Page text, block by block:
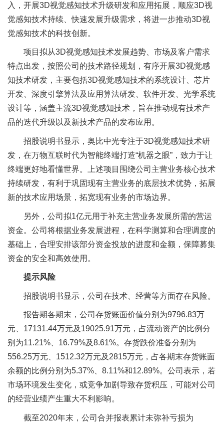
入，开展3D视觉感知技术升级研发和应用拓展，顺应3D视
觉感知技术持续、快速发展升级需求，将进一步推动3D视
觉感知技术的科技创新。
项目拟从3D视觉感知技术发展趋势、市场及客户需求
特点出发，按照公司的技术路径规划，有序开展3D视觉感
知技术研发，主要包括3D视觉感知技术的系统设计、芯片
开发、深度引擎算法及应用算法研发、软件开发、光学系统
设计等，涵盖主流3D视觉感知技术，旨在推动现有技术产
品的迭代升级以及新技术产品的发布应用。
招股说明书显示，奥比中光专注于3D视觉感知技术研
发，在万物互联时代为智能终端打造“机器之眼”，致力于让
终端更好地看懂世界。上述项目围绕公司主营业务核心技术
持续研发，有利于巩固现有主营业务的底层技术优势，拓展
新的技术应用场景，拓宽现有业务的市场边界。
另外，公司拟1亿元用于补充主营业务发展所需的营运
资金。公司将根据业务发展进程，在科学测算和合理调度的
基础上，合理安排该部分资金投放的进度和金额，保障募集
资金的安全和高效使用。
提示风险
招股说明书显示，公司在技术、经营等方面存在风险。
报告期各期末，公司存货账面价值分别为9796.83万
元、17131.44万元及19025.91万元，占流动资产的比例分
别为11.21%、16.79%及8.61%。存货跌价准备分别为
556.25万元、1512.32万元及2815万元，占各期末存货账面
余额的比例分别为5.37%、8.11%和12.89%。公司表示，若
市场环境发生变化，或竞争加剧导致存货积压，可能对公司
的经营业绩产生重大不利影响。
截至2020年末，公司合并报表累计未弥补亏损为